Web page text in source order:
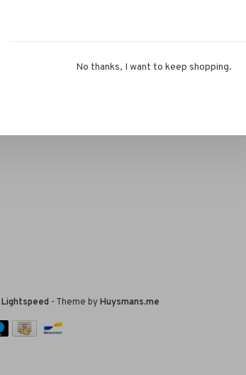
Lightspeed - Theme byHuysmans.me
No thanks, I want to keep shopping.